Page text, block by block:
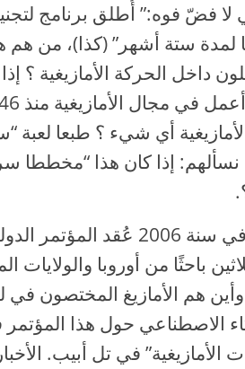
فضّ فوه:” أُطلق برنامج
لمدة ستة أشهر” (كذا)، من هم
داخل الحركة الأمازيغية ؟
أي شيء ؟ طبعا لعبة
نسألهم: إذا كان هذا
ويضيف الريسوني قائلا: “في
باحثًا من أوروبا والولايات
وأين هم الأمازيغ المختصون في
حول هذا المؤتمر
في تل أبيب.